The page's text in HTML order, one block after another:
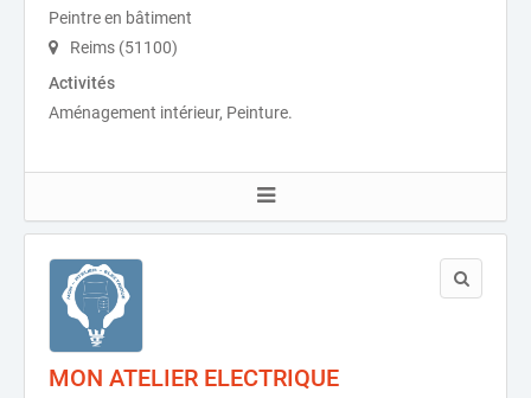
Peintre en bâtiment
Reims (51100)
Activités
Aménagement intérieur, Peinture.
MON ATELIER ELECTRIQUE